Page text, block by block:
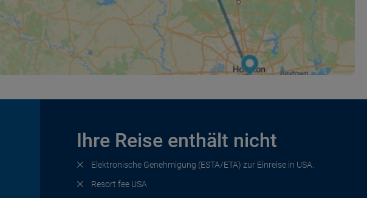
Ihre Reise enthält nicht
Elektronische Genehmigung (ESTA/ETA) zur Einreise in USA.
Resort fee USA